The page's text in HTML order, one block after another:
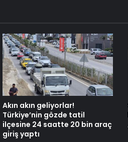
Akın akın geliyorlar!
Türkiye’nin gözde tatil
ilçesine 24 saatte 20 bin araç
giriş yaptı